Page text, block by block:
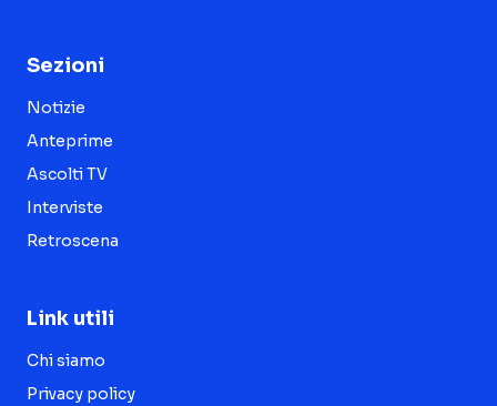
Sezioni
Notizie
Anteprime
Ascolti TV
Interviste
Retroscena
Link utili
Chi siamo
Privacy policy